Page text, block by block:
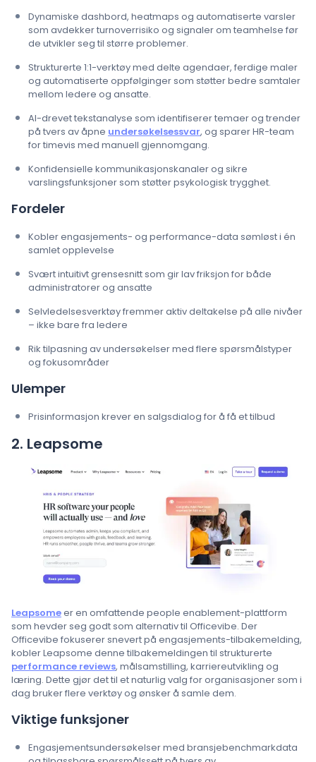
Dynamiske dashbord, heatmaps og automatiserte varsler
som avdekker turnoverrisiko og signaler om teamhelse før
de utvikler seg til større problemer.
Strukturerte 1:1-verktøy med delte agendaer, ferdige maler
og automatiserte oppfølginger som støtter bedre samtaler
mellom ledere og ansatte.
AI-drevet tekstanalyse som identifiserer temaer og trender
på tvers av åpne undersøkelsessvar, og sparer HR-team
for timevis med manuell gjennomgang.
Konfidensielle kommunikasjonskanaler og sikre
varslingsfunksjoner som støtter psykologisk trygghet.
Fordeler
Kobler engasjements- og performance-data sømløst i én
samlet opplevelse
Svært intuitivt grensesnitt som gir lav friksjon for både
administratorer og ansatte
Selvledelsesverktøy fremmer aktiv deltakelse på alle nivåer
– ikke bare fra ledere
Rik tilpasning av undersøkelser med flere spørsmålstyper
og fokusområder
Ulemper
Prisinformasjon krever en salgsdialog for å få et tilbud
2. Leapsome
Leapsomeer en omfattende people enablement-plattform
som hevder seg godt som alternativ til Officevibe. Der
Officevibe fokuserer snevert på engasjements-tilbakemelding,
kobler Leapsome denne tilbakemeldingen til strukturerte
performance reviews, målsamstilling, karriereutvikling og
læring. Dette gjør det til et naturlig valg for organisasjoner som i
dag bruker flere verktøy og ønsker å samle dem.
Viktige funksjoner
Engasjementsundersøkelser med bransjebenchmarkdata